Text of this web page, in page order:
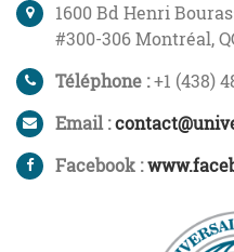
1600 Bd Henri
#300-306 Montréal,
Téléphone :+1 (438)
Email :
Facebook :